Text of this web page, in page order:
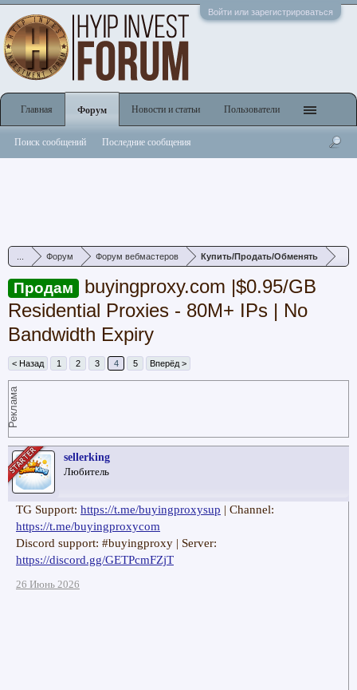
Войти или зарегистрироваться
Форум Форум вебмастеров Купить/Продать/Обменять
Продам
buyingproxy.com |$0.95/GB
Residential Proxies - 80M+ IPs | No
Bandwidth Expiry
< Назад 1 2 3 4 5 Вперёд >
Реклама
sellerking
Любитель
TG Support: https://t.me/buyingproxysup | Channel:
https://t.me/buyingproxycom
Discord support: #buyingproxy | Server:
https://discord.gg/GETPcmFZjT
26 Июнь 2026
Главная Форум
Поиск сообщений Последние сообщения
Новости и статьи Пользователи